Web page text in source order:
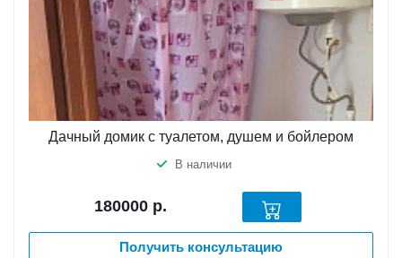
Дачный домик с туалетом, душем и бойлером
В наличии
180000 р.
Получить консультацию